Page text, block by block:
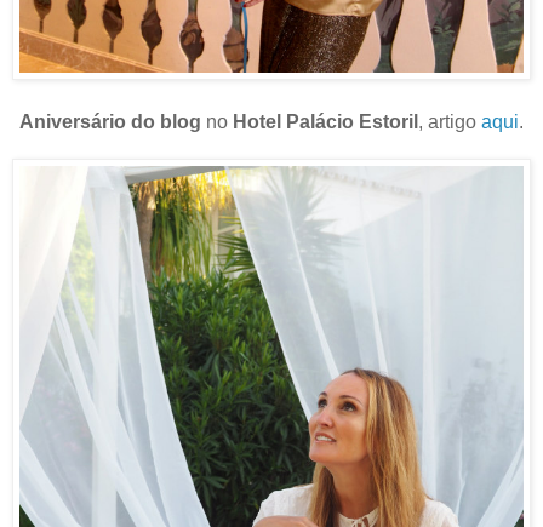
Aniversário do blog no Hotel Palácio Estoril , artigo aqui.